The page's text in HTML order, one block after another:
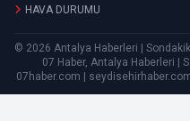
HAVA DURUMU
© 2026 Antalya Haberleri |
07 Haber, Antalya Haberleri |
07haber.com |